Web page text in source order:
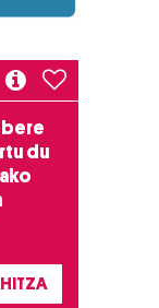
cookie-
hori
bere
du
HITZA